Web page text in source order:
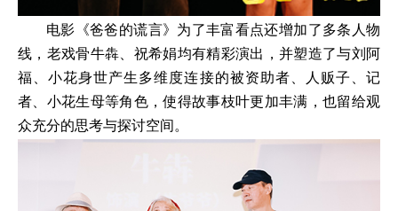
电影《爸爸的谎言》为了丰富看点还增加了多条人物
线，老戏骨牛犇、祝希娟均有精彩演出，并塑造了与刘阿
福、小花身世产生多维度连接的被资助者、人贩子、记
者、小花生母等角色，使得故事枝叶更加丰满，也留给观
众充分的思考与探讨空间。